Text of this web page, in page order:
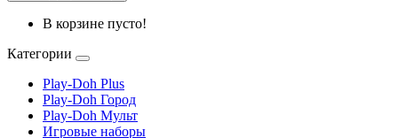
В корзине пусто!
Категории
Play-Doh Plus
Play-Doh Город
Play-Doh Мульт
Игровые наборы